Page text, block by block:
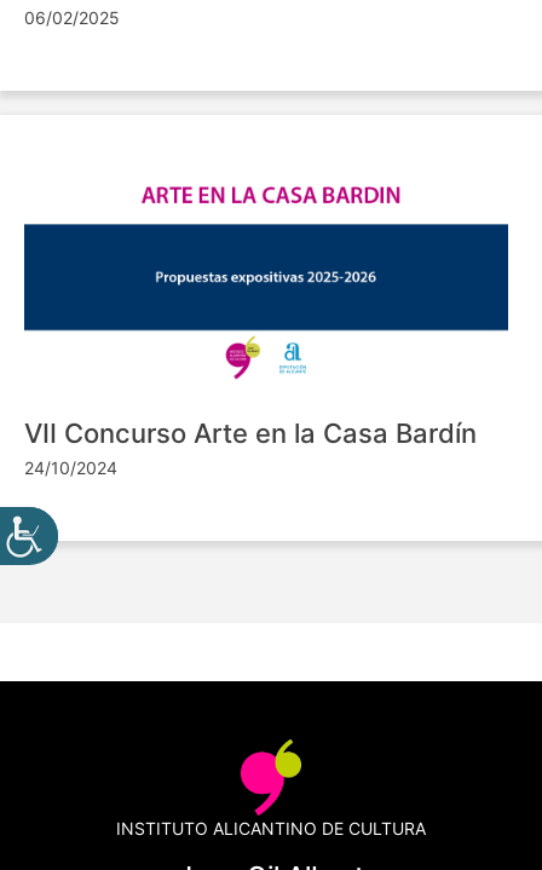
06/02/2025
VII Concurso Arte en la Casa Bardín
24/10/2024
INSTITUTO ALICANTINO DE CULTURA